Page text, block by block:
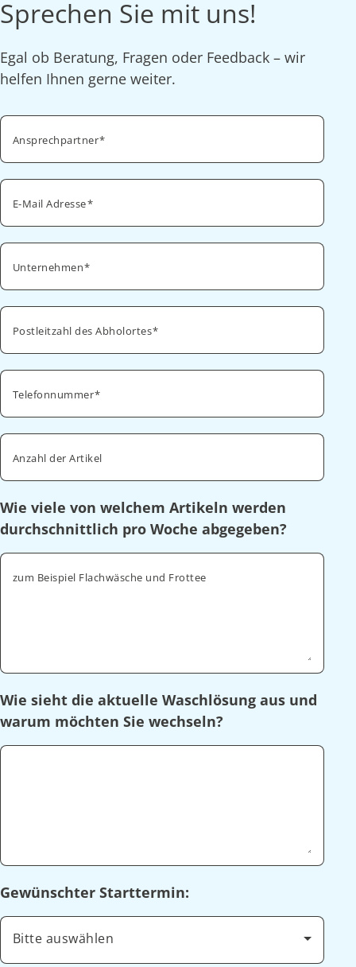
Sprechen Sie mit uns!
Egal ob Beratung, Fragen oder Feedback – wir
helfen Ihnen gerne weiter.
Ansprechpartner
E-Mail Adresse
Unternehmen
Postleitzahl des Abholortes
Telefonnummer
Anzahl der Artikel
Wie viele von welchem Artikeln werden
durchschnittlich pro Woche abgegeben?
zum Beispiel Flachwäsche und Frottee
Wie sieht die aktuelle Waschlösung aus und
warum möchten Sie wechseln?
Gewünschter Starttermin:
Bitte auswählen